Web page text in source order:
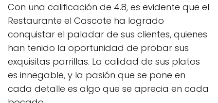
Con una calificación de 4.8, es evidente que el
Restaurante el Cascote ha logrado
conquistar el paladar de sus clientes, quienes
han tenido la oportunidad de probar sus
exquisitas parrillas. La calidad de sus platos
es innegable, y la pasión que se pone en
cada detalle es algo que se aprecia en cada